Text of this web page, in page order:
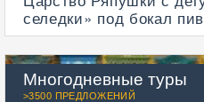
селедки» под бокал
Многодневные туры
>3500 ПРЕДЛОЖЕНИЙ